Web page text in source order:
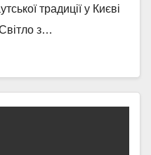
традиції у Києві
з…